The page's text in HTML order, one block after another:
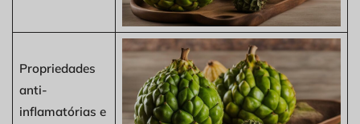
Propriedades
anti-
inflamatórias e